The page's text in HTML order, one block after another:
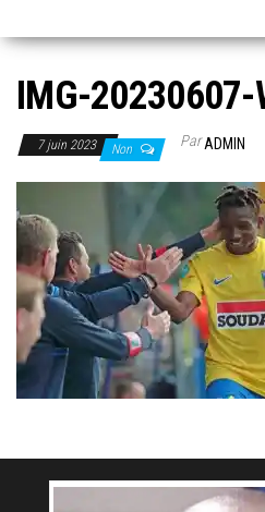
IMG-20230607-
7 juin 2023 Non ParADMIN